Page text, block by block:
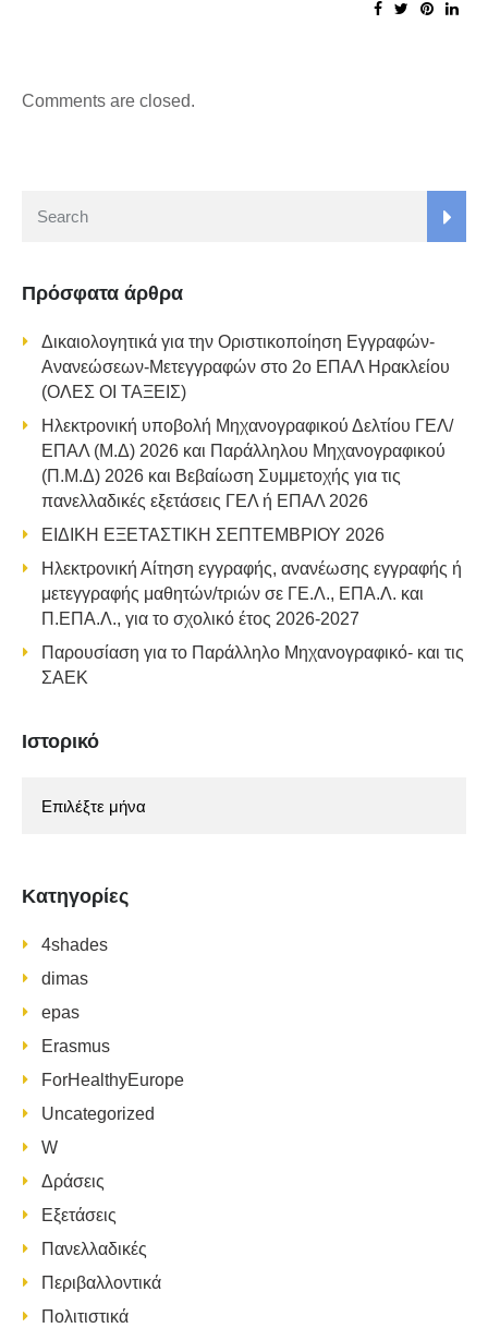
Comments are closed.
Πρόσφατα άρθρα
Δικαιολογητικά για την Οριστικοποίηση Εγγραφών-
Ανανεώσεων-Μετεγγραφών στο 2ο ΕΠΑΛ Ηρακλείου
(ΟΛΕΣ ΟΙ ΤΑΞΕΙΣ)
Ηλεκτρονική υποβολή Μηχανογραφικού Δελτίου ΓΕΛ/
ΕΠΑΛ (Μ.Δ) 2026 και Παράλληλου Μηχανογραφικού
(Π.Μ.Δ) 2026 και Βεβαίωση Συμμετοχής για τις
πανελλαδικές εξετάσεις ΓΕΛ ή ΕΠΑΛ 2026
ΕΙΔΙΚΗ ΕΞΕΤΑΣΤΙΚΗ ΣΕΠΤΕΜΒΡΙΟΥ 2026
Ηλεκτρονική Αίτηση εγγραφής, ανανέωσης εγγραφής ή
μετεγγραφής μαθητών/τριών σε ΓΕ.Λ., ΕΠΑ.Λ. και
Π.ΕΠΑ.Λ., για το σχολικό έτος 2026-2027
Παρουσίαση για το Παράλληλο Μηχανογραφικό- και τις
ΣΑΕΚ
Ιστορικό
Kατηγορίες
4shades
dimas
epas
Erasmus
ForHealthyEurope
Uncategorized
W
Δράσεις
Εξετάσεις
Πανελλαδικές
Περιβαλλοντικά
Πολιτιστικά